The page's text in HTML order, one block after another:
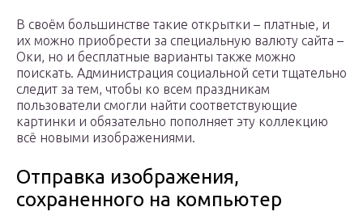
В своём большинстве такие открытки – платные, и
их можно приобрести за специальную валюту сайта –
Оки, но и бесплатные варианты также можно
поискать. Администрация социальной сети тщательно
следит за тем, чтобы ко всем праздникам
пользователи смогли найти соответствующие
картинки и обязательно пополняет эту коллекцию
всё новыми изображениями.
Отправка изображения,
сохраненного на компьютер